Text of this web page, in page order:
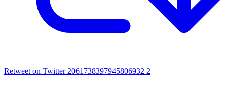
Retweet on Twitter 2061738397945806932 2